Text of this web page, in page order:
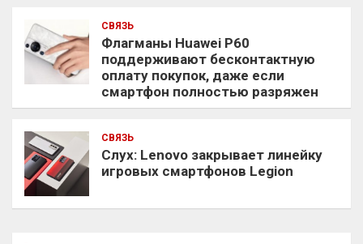
СВЯЗЬ
Флагманы Huawei P60
поддерживают бесконтактную
оплату покупок, даже если
смартфон полностью разряжен
СВЯЗЬ
Слух: Lenovo закрывает линейку
игровых смартфонов Legion